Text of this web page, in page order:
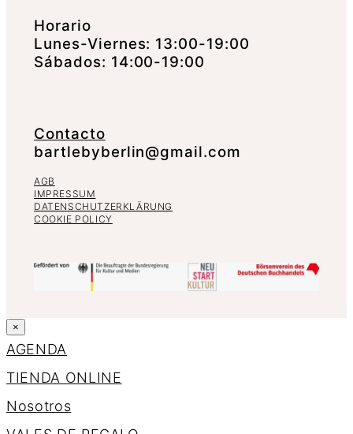
Horario
Lunes-Viernes: 13:00-19:00
Sábados: 14:00-19:00
Contacto
bartlebyberlin@gmail.com
AGB
IMPRESSUM
DATENSCHUTZERKLÄRUNG
COOKIE POLICY
×
AGENDA
TIENDA ONLINE
Nosotros